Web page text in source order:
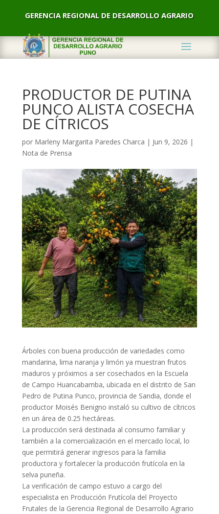
GERENCIA REGIONAL DE DESARROLLO AGRARIO
PRODUCTOR DE PUTINA
PUNCO ALISTA COSECHA
DE CÍTRICOS
por Marleny Margarita Paredes Charca | Jun 9, 2026 |
Nota de Prensa
Árboles con buena producción de variedades como
mandarina, lima naranja y limón ya muestran frutos
maduros y próximos a ser cosechados en la Escuela
de Campo Huancabamba, ubicada en el distrito de San
Pedro de Putina Punco, provincia de Sandia, donde el
productor Moisés Benigno instaló su cultivo de cítricos
en un área de 0.25 hectáreas.
La producción será destinada al consumo familiar y
también a la comercialización en el mercado local, lo
que permitirá generar ingresos para la familia
productora y fortalecer la producción frutícola en la
selva puneña.
La verificación de campo estuvo a cargo del
especialista en Producción Frutícola del Proyecto
Frutales de la Gerencia Regional de Desarrollo Agrario